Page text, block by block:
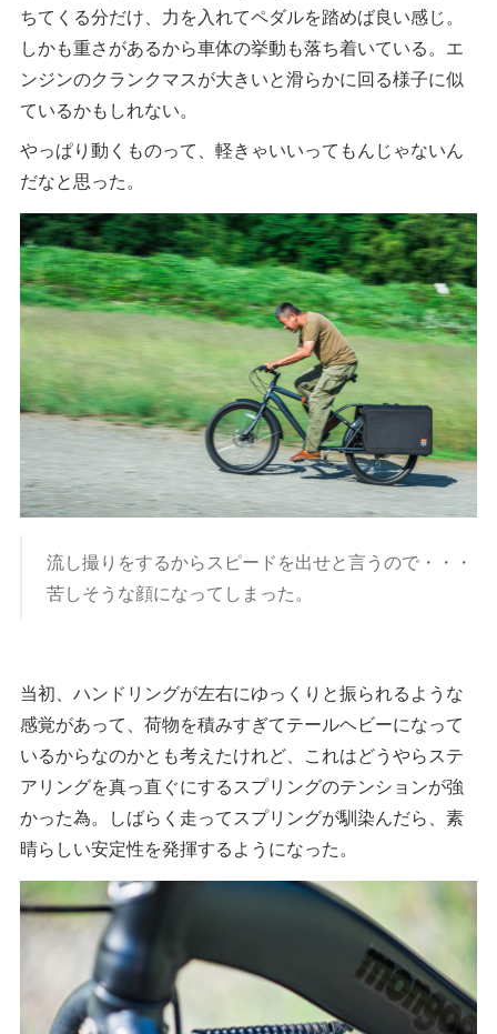
ちてくる分だけ、力を入れてペダルを踏めば良い感じ。
しかも重さがあるから車体の挙動も落ち着いている。エ
ンジンのクランクマスが大きいと滑らかに回る様子に似
ているかもしれない。
やっぱり動くものって、軽きゃいいってもんじゃないん
だなと思った。
流し撮りをするからスピードを出せと言うので・・・
苦しそうな顔になってしまった。
当初、ハンドリングが左右にゆっくりと振られるような
感覚があって、荷物を積みすぎてテールヘビーになって
いるからなのかとも考えたけれど、これはどうやらステ
アリングを真っ直ぐにするスプリングのテンションが強
かった為。しばらく走ってスプリングが馴染んだら、素
晴らしい安定性を発揮するようになった。